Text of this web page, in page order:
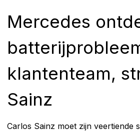
Mercedes
klantenteam,
Sainz
Carlos Sainz moet zijn veertiende